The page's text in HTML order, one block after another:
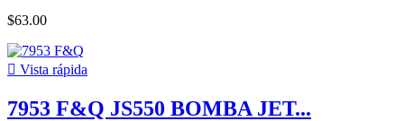
$63.00
 Vista rápida
7953 F&Q JS550 BOMBA JET...